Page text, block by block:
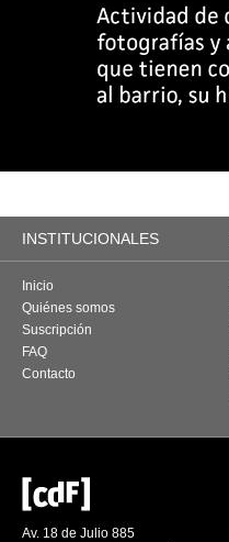
INSTITUCIONALES
Inicio
Quiénes somos
Suscripción
FAQ
Contacto
Av. 18 de Julio 885